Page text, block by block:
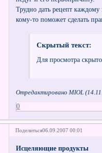
Трудно дать рецепт
кому-то поможет сделать
Скрытый текст:
Для просмотра
Отредактировано MIOL
0
Поделиться06.09.2007 00:01
Исцеляющие продукты